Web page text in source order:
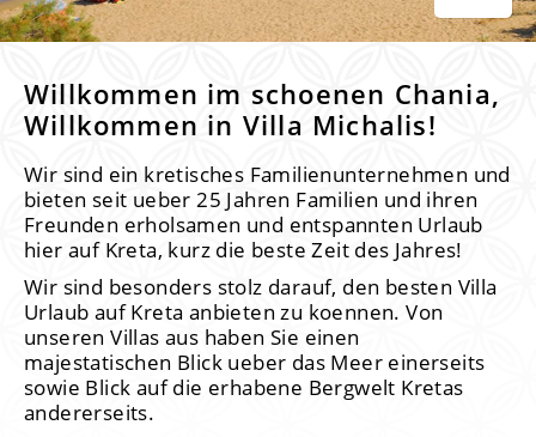
Willkommen im schoenen Chania,
Willkommen in Villa Michalis!
Wir sind ein kretisches Familienunternehmen und
bieten seit ueber 25 Jahren Familien und ihren
Freunden erholsamen und entspannten Urlaub
hier auf Kreta, kurz die beste Zeit des Jahres!
Wir sind besonders stolz darauf, den besten Villa
Urlaub auf Kreta anbieten zu koennen. Von
unseren Villas aus haben Sie einen
majestatischen Blick ueber das Meer einerseits
sowie Blick auf die erhabene Bergwelt Kretas
andererseits.